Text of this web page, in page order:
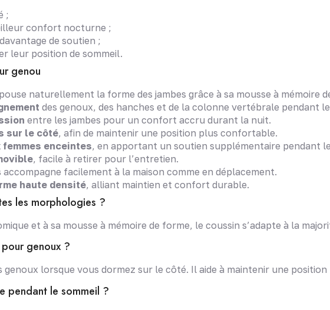
;
confort nocturne ;
de soutien ;
leur position de sommeil.
genou
naturellement la forme des jambes grâce à sa mousse à mémoire
des genoux, des hanches et de la colonne vertébrale pendant
entre les jambes pour un confort accru durant la nuit.
sur le côté, afin de maintenir une position plus confortable.
enceintes, en apportant un soutien supplémentaire pendant
, facile à retirer pour l’entretien.
accompagne facilement à la maison comme en déplacement.
haute densité, alliant maintien et confort durable.
les morphologies ?
et à sa mousse à mémoire de forme, le coussin s’adapte à la
genoux ?
lorsque vous dormez sur le côté. Il aide à maintenir une
pendant le sommeil ?